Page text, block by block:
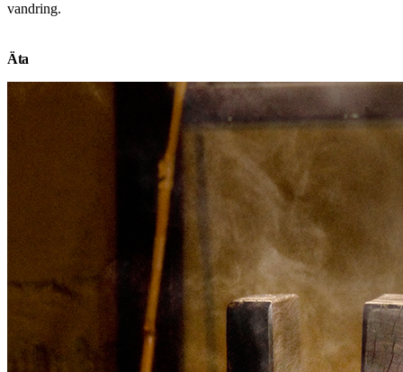
vandring.
Äta